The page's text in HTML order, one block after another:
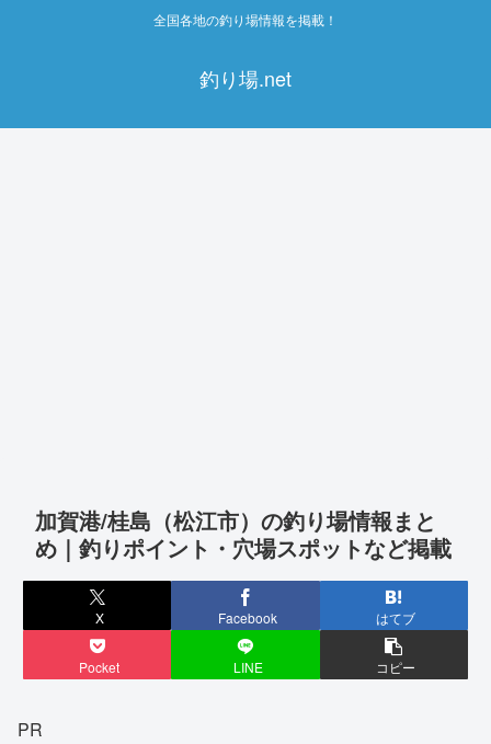
全国各地の釣り場情報を掲載！
釣り場.net
加賀港/桂島（松江市）の釣り場情報まと
め｜釣りポイント・穴場スポットなど掲載
X Facebook はてブ
Pocket LINE コピー
PR